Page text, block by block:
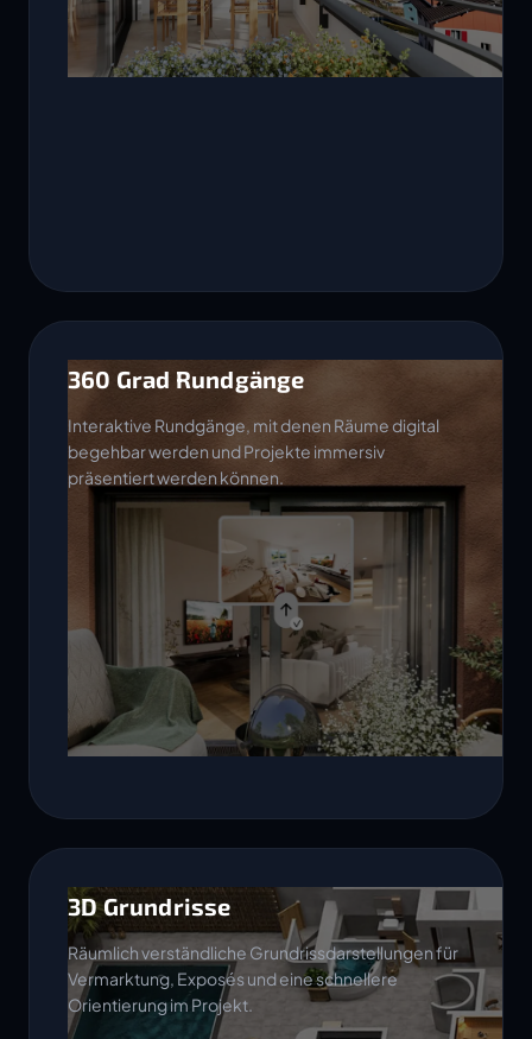
360 Grad Rundgänge
Interaktive Rundgänge, mit denen Räume digital
begehbar werden und Projekte immersiv
präsentiert werden können.
3D Grundrisse
Räumlich verständliche Grundrissdarstellungen für
Vermarktung, Exposés und eine schnellere
Orientierung im Projekt.